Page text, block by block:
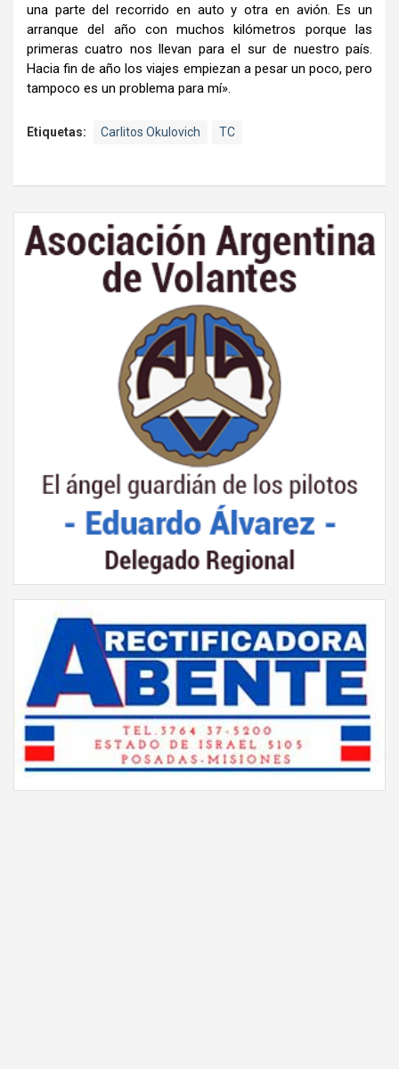
una parte del recorrido en auto y otra en avión. Es un
arranque del año con muchos kilómetros porque las
primeras cuatro nos llevan para el sur de nuestro país.
Hacia fin de año los viajes empiezan a pesar un poco, pero
tampoco es un problema para mí».
Etiquetas: Carlitos Okulovich TC